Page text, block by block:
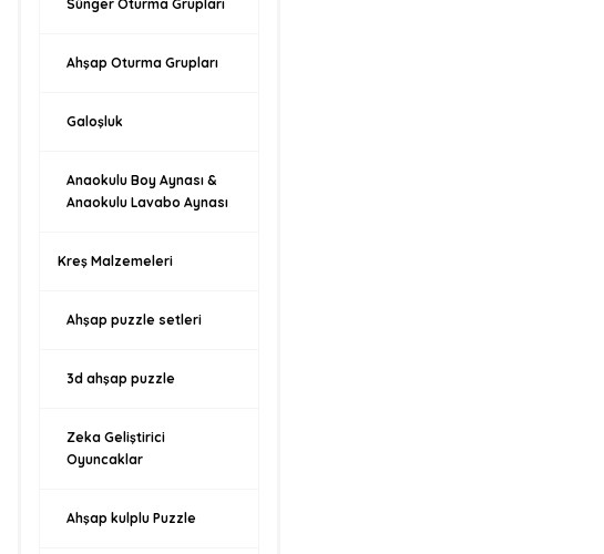
Sünger Oturma Grupları
Ahşap Oturma Grupları
Galoşluk
Anaokulu Boy Aynası &
Anaokulu Lavabo Aynası
Kreş Malzemeleri
Ahşap puzzle setleri
3d ahşap puzzle
Zeka Geliştirici
Oyuncaklar
Ahşap kulplu Puzzle